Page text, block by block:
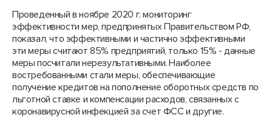
Проведенный в ноябре 2020 г. мониторинг
эффективности мер, предпринятых Правительством РФ,
показал, что эффективными и частично эффективными
эти меры считают 85% предприятий, только 15% - данные
меры посчитали нерезультативными. Наиболее
востребованными стали меры, обеспечивающие
получение кредитов на пополнение оборотных средств по
льготной ставке и компенсации расходов, связанных с
коронавирусной инфекцией за счет ФСС и другие.